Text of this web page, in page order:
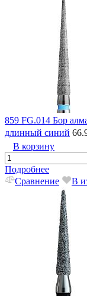
859 FG.014 Бор
длинный синий
В корзину
Подробнее
Сравнение
В